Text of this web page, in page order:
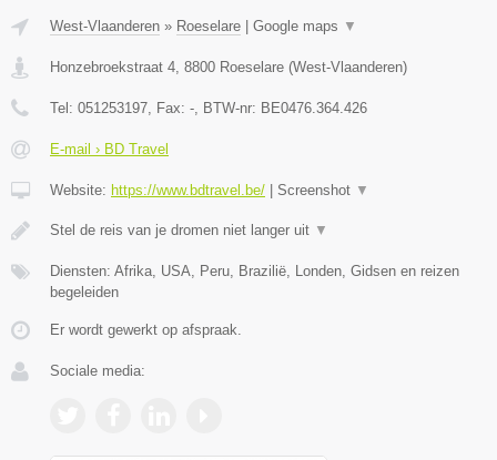
West-Vlaanderen » Roeselare Google maps ▼
Honzebroekstraat 4, 8800 Roeselare (West-Vlaanderen)
Tel: 051253197, Fax: -, BTW-nr: BE0476.364.426
E-mail › BD Travel
Website: https://www.bdtravel.be/ Screenshot ▼
Stel de reis van je dromen niet langer uit ▼
Diensten: Afrika, USA, Peru, Brazilië, Londen, Gidsen en reizen
begeleiden
Er wordt gewerkt op afspraak.
Sociale media: